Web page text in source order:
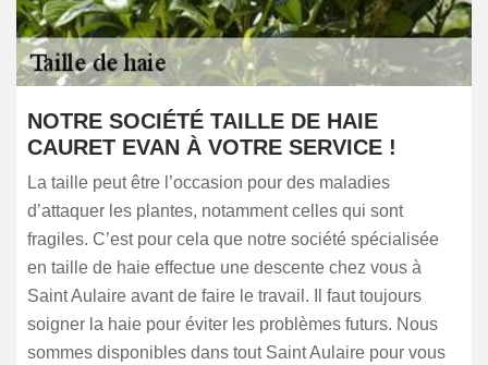
NOTRE SOCIÉTÉ TAILLE DE HAIE
CAURET EVAN À VOTRE SERVICE !
La taille peut être l’occasion pour des maladies
d’attaquer les plantes, notamment celles qui sont
fragiles. C’est pour cela que notre société spécialisée
en taille de haie effectue une descente chez vous à
Saint Aulaire avant de faire le travail. Il faut toujours
soigner la haie pour éviter les problèmes futurs. Nous
sommes disponibles dans tout Saint Aulaire pour vous